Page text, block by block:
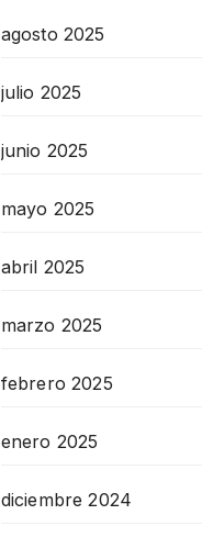
agosto 2025
julio 2025
junio 2025
mayo 2025
abril 2025
marzo 2025
febrero 2025
enero 2025
diciembre 2024